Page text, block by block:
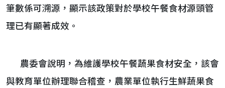
筆數係可溯源，顯示該政策對於學校午餐食材源頭管
理已有顯著成效。
農委會說明，為維護學校午餐蔬果食材安全，該會
與教育單位辦理聯合稽查，農業單位執行生鮮蔬果食